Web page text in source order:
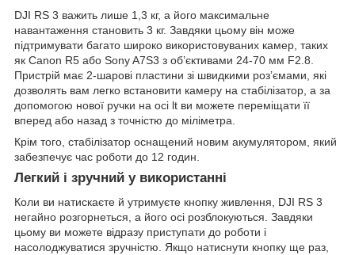
DJI RS 3 важить лише 1,3 кг, а його максимальне
навантаження становить 3 кг. Завдяки цьому він може
підтримувати багато широко використовуваних камер, таких
як Canon R5 або Sony A7S3 з об’єктивами 24-70 мм F2.8.
Пристрій має 2-шарові пластини зі швидкими роз’ємами, які
дозволять вам легко встановити камеру на стабілізатор, а за
допомогою нової ручки на осі lt ви можете переміщати її
вперед або назад з точністю до міліметра.
Крім того, стабілізатор оснащений новим акумулятором, який
забезпечує час роботи до 12 годин.
Легкий і зручний у використанні
Коли ви натискаєте й утримуєте кнопку живлення, DJI RS 3
негайно розгорнеться, а його осі розблокуються. Завдяки
цьому ви можете відразу приступати до роботи і
насолоджуватися зручністю. Якщо натиснути кнопку ще раз,